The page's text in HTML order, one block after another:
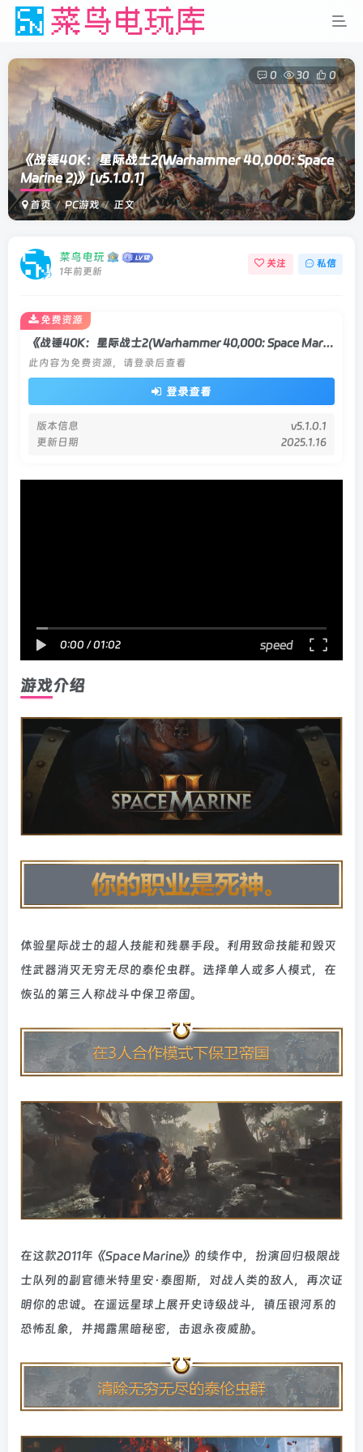
《战锤40K：星际战士2(Warhammer 40,000: Space
Marine 2)》[v5.1.0.1]
首页 PC游戏 正文
0 30 0
菜鸟电玩
1年前更新
关注 私信
《战锤40K：星际战士2(Warhammer 40,000: Space Marine 2)》[v5.1.0.1]
此内容为免费资源，请登录后查看
登录查看
版本信息
v5.1.0.1
更新日期
2025.1.16
免费资源
0:00 /01:02 speed
游戏介绍
体验星际战士的超人技能和残暴手段。利用致命技能和毁灭
性武器消灭无穷无尽的泰伦虫群。选择单人或多人模式，在
恢弘的第三人称战斗中保卫帝国。
在这款2011年《Space Marine》的续作中，扮演回归极限战
士队列的副官德米特里安·泰图斯，对战人类的敌人，再次证
明你的忠诚。在遥远星球上展开史诗级战斗，镇压银河系的
恐怖乱象，并揭露黑暗秘密，击退永夜威胁。